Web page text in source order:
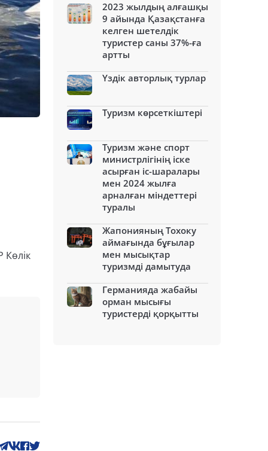
Көлік
2023 жылдың алғашқы
9 айында Қазақстанға
келген шетелдік
туристер саны 37%-ға
артты
Үздік авторлық турлар
Туризм көрсеткіштері
Туризм және спорт
министрлігінің іске
асырған іс-шаралары
мен 2024 жылға
арналған міндеттері
туралы
Жапонияның Тохоку
аймағында бұғылар
мен мысықтар
туризмді дамытуда
Германияда жабайы
орман мысығы
туристерді қорқытты